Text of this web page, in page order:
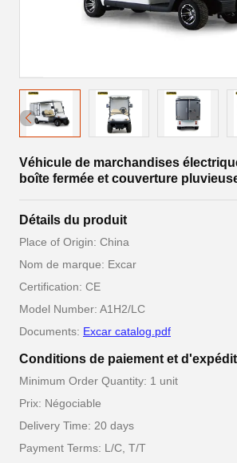
Véhicule de marchandises
boîte fermée et couverture
Détails du produit
Place of Origin: China
Nom de marque: Excar
Certification: CE
Model Number: A1H2/LC
Documents: Excar catalog.pdf
Conditions de paiement et
Minimum Order Quantity: 1 unit
Prix: Négociable
Delivery Time: 20 days
Payment Terms: L/C, T/T